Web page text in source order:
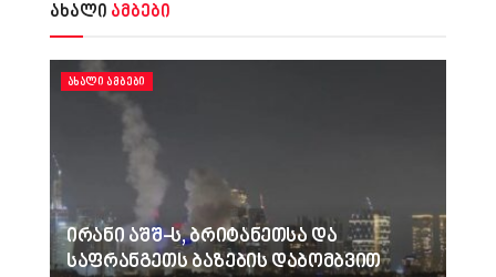
ახალი ამბები
ᲐᲮᲐᲚᲘ ᲐᲛᲑᲔᲑᲘ
ირანი აშშ-ს, ბრიტანეთსა და
საფრანგეთს ბაზების დაბომბვით